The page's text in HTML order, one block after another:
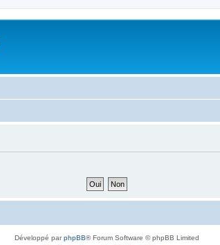
Développé parphpBB® Forum Software © phpBB Limited